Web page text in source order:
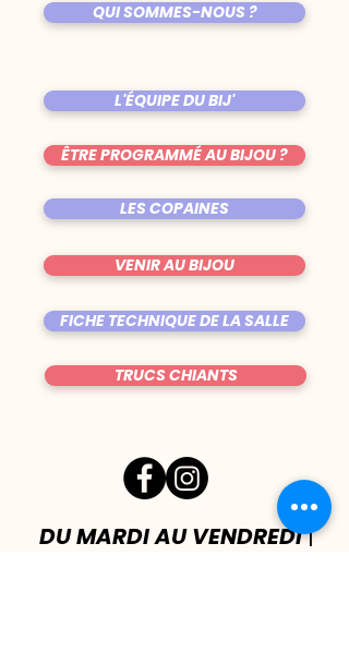
QUI SOMMES-NOUS ?
L'ÉQUIPE DU BIJ'
ÊTRE PROGRAMMÉ AU BIJOU ?
LES COPAINES
VENIR AU BIJOU
FICHE TECHNIQUE DE LA SALLE
TRUCS CHIANTS
DU MARDI AU VENDREDI|